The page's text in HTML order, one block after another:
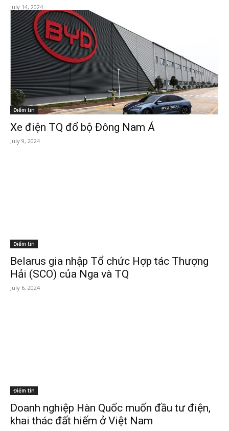
July 14, 2024
Điểm tin
Xe điện TQ đổ bộ Đông Nam Á
July 9, 2024
Điểm tin
Belarus gia nhập Tổ chức Hợp tác Thượng
Hải (SCO) của Nga và TQ
July 6, 2024
Điểm tin
Doanh nghiệp Hàn Quốc muốn đầu tư điện,
khai thác đất hiếm ở Việt Nam